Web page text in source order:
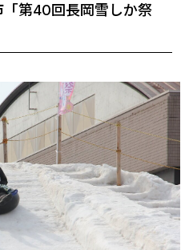
第40回長岡雪しか祭